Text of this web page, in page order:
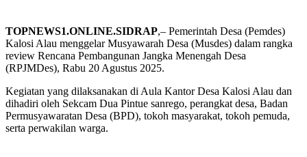
TOPNEWS1.ONLINE.SIDRAP,– Pemerintah Desa (Pemdes)
Kalosi Alau menggelar Musyawarah Desa (Musdes) dalam rangka
review Rencana Pembangunan Jangka Menengah Desa
(RPJMDes), Rabu 20 Agustus 2025.
Kegiatan yang dilaksanakan di Aula Kantor Desa Kalosi Alau dan
dihadiri oleh Sekcam Dua Pintue sanrego, perangkat desa, Badan
Permusyawaratan Desa (BPD), tokoh masyarakat, tokoh pemuda,
serta perwakilan warga.